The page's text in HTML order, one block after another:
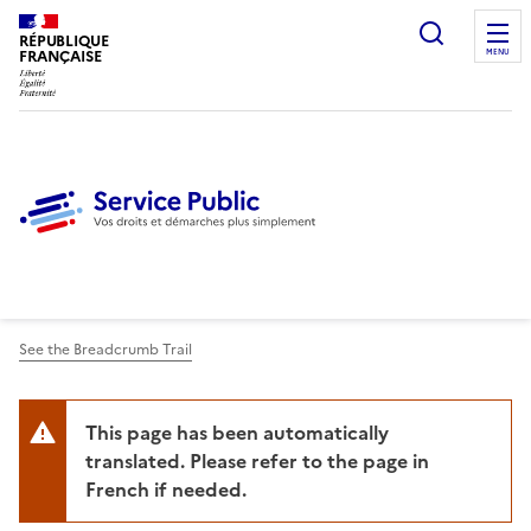
RÉPUBLIQUE
FRANÇAISE
Ouvrir
MENU
See the Breadcrumb Trail
This page has been automatically
translated. Please refer to the page in
French if needed.